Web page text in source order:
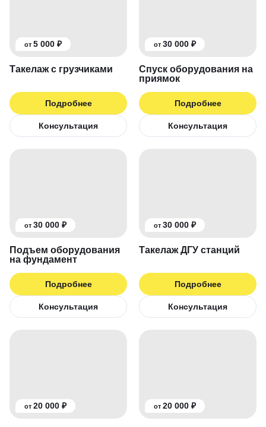
от 5 000 ₽
Такелаж с грузчиками
Подробнее
Консультация
от 30 000 ₽
Спуск оборудования на
приямок
Подробнее
Консультация
от 30 000 ₽
Подъем оборудования
на фундамент
Подробнее
Консультация
от 30 000 ₽
Такелаж ДГУ станций
Подробнее
Консультация
от 20 000 ₽ от 20 000 ₽